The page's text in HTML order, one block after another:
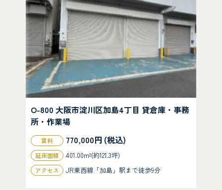
O-800 大阪市淀川区加島4丁目 貸倉庫・事務
所・作業場
賃料 770,000円 (税込)
延床面積 401.00m²(約121.3坪)
アクセス JR東西線「加島」駅まで徒歩9分